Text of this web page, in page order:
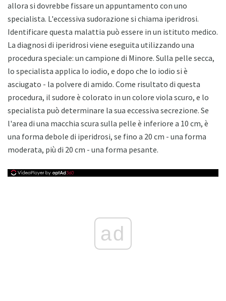
allora si dovrebbe fissare un appuntamento con uno
specialista. L'eccessiva sudorazione si chiama iperidrosi.
Identificare questa malattia può essere in un istituto medico.
La diagnosi di iperidrosi viene eseguita utilizzando una
procedura speciale: un campione di Minore. Sulla pelle secca,
lo specialista applica lo iodio, e dopo che lo iodio si è
asciugato - la polvere di amido. Come risultato di questa
procedura, il sudore è colorato in un colore viola scuro, e lo
specialista può determinare la sua eccessiva secrezione. Se
l'area di una macchia scura sulla pelle è inferiore a 10 cm, è
una forma debole di iperidrosi, se fino a 20 cm - una forma
moderata, più di 20 cm - una forma pesante.
ad